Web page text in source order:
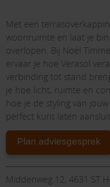
Met een
woonruimte en laat je
overlopen. Bij Noël
ervaar je hoe Verasol
verbinding tot stand
je hoe licht, ruimte en
hoe je de styling van
perfect kunt laten
Plan adviesgesprek
Middenweg 12, 4631 ST